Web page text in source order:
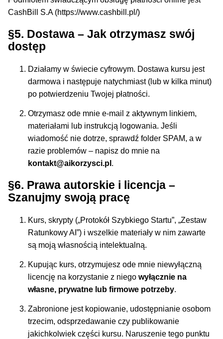
CashBill S.A (https://www.cashbill.pl/)
§5. Dostawa – Jak otrzymasz swój
dostęp
Działamy w świecie cyfrowym. Dostawa kursu jest
darmowa i następuje natychmiast (lub w kilka minut)
po potwierdzeniu Twojej płatności.
Otrzymasz ode mnie e-mail z aktywnym linkiem,
materiałami lub instrukcją logowania. Jeśli
wiadomość nie dotrze, sprawdź folder SPAM, a w
razie problemów – napisz do mnie na
kontakt@aikorzysci.pl .
§6. Prawa autorskie i licencja –
Szanujmy swoją pracę
Kurs, skrypty („Protokół Szybkiego Startu”, „Zestaw
Ratunkowy AI”) i wszelkie materiały w nim zawarte
są moją własnością intelektualną.
Kupując kurs, otrzymujesz ode mnie niewyłączną
licencję na korzystanie z niegowyłącznie na
własne, prywatne lub firmowe potrzeby.
Zabronione jest kopiowanie, udostępnianie osobom
trzecim, odsprzedawanie czy publikowanie
jakichkolwiek części kursu. Naruszenie tego punktu